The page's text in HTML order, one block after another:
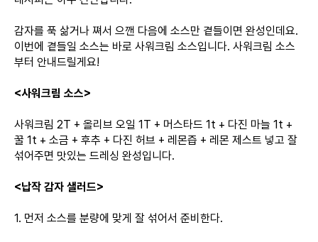
감자를 푹 삶거나 쪄서 으깬 다음에 소스만 곁들이면 완성인데요.
이번에 곁들일 소스는 바로 사워크림 소스입니다. 사워크림 소스
부터 안내드릴게요!
<사워크림 소스>
사워크림 2T + 올리브 오일 1T + 머스타드 1t + 다진 마늘 1t +
꿀 1t + 소금 + 후추 + 다진 허브 + 레몬즙 + 레몬 제스트 넣고 잘
섞어주면 맛있는 드레싱 완성입니다.
<납작 감자 샐러드>
1. 먼저 소스를 분량에 맞게 잘 섞어서 준비한다.